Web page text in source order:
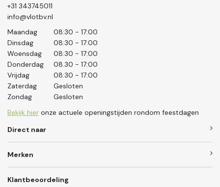
+31 343745011
info@vlotbv.nl
Maandag
08:30 - 17:00
Dinsdag
08:30 - 17:00
Woensdag
08:30 - 17:00
Donderdag
08.30 - 17:00
Vrijdag
08:30 - 17:00
Zaterdag
Gesloten
Zondag
Gesloten
Bekijk hier onze actuele openingstijden rondom feestdagen
Direct naar
Merken
Klantbeoordeling